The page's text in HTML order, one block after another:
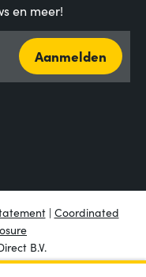
en meer!
Aanmelden
| Coordinated
B.V.